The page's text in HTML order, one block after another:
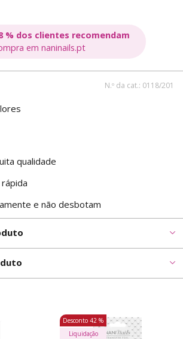
% dos clientes recomendam
em naninails.pt
N.º da cat.: 0118/201
qualidade
e não desbotam
Desconto 42 %
Liquidação